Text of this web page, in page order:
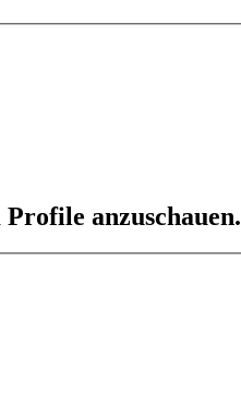
anzuschauen.